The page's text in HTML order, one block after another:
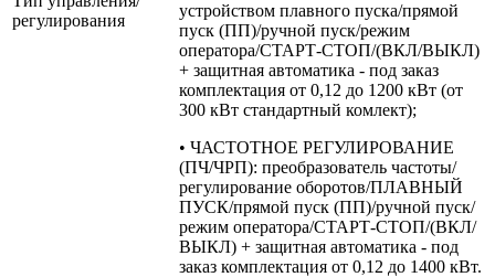
регулирования
устройством плавного пуска/прямой
пуск (ПП)/ручной пуск/режим
оператора/СТАРТ-СТОП/(ВКЛ/ВЫКЛ)
+ защитная автоматика - под заказ
комплектация от 0,12 до 1200 кВт (от
300 кВт стандартный комлект);
• ЧАСТОТНОЕ РЕГУЛИРОВАНИЕ
(ПЧ/ЧРП): преобразователь частоты/
регулирование оборотов/ПЛАВНЫЙ
ПУСК/прямой пуск (ПП)/ручной пуск/
режим оператора/СТАРТ-СТОП/(ВКЛ/
ВЫКЛ) + защитная автоматика - под
заказ комплектация от 0,12 до 1400 кВт.